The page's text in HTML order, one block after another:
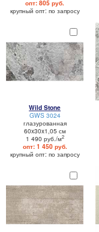
опт: 805 руб.
крупный опт: по запросу
Wild Stone
GWS 3024
глазурованная
60x30x1,05 см
1 490 руб./м2
опт: 1 450 руб.
крупный опт: по запросу